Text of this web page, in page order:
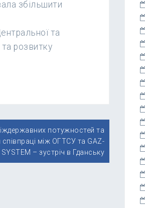
збільшити
та
розвитку
потужностей та
між ОГТСУ та GAZ-
SYSTEM – зустріч в Гданську